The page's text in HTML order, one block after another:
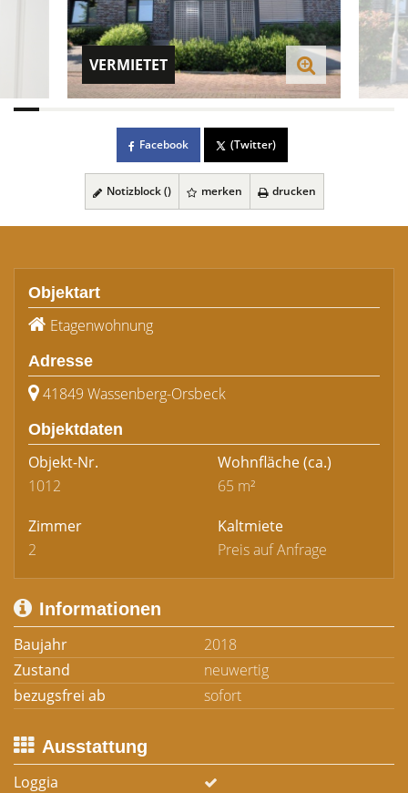
VERMIETET
Facebook (Twitter)
Notizblock () merken drucken
Objektart
Etagenwohnung
Adresse
41849 Wassenberg-Orsbeck
Objektdaten
Objekt-Nr.
1012
Wohnfläche(ca.)
65 m²
Zimmer
2
Kaltmiete
Preis auf Anfrage
Informationen
Baujahr
2018
Zustand
neuwertig
bezugsfrei ab
sofort
Ausstattung
Loggia